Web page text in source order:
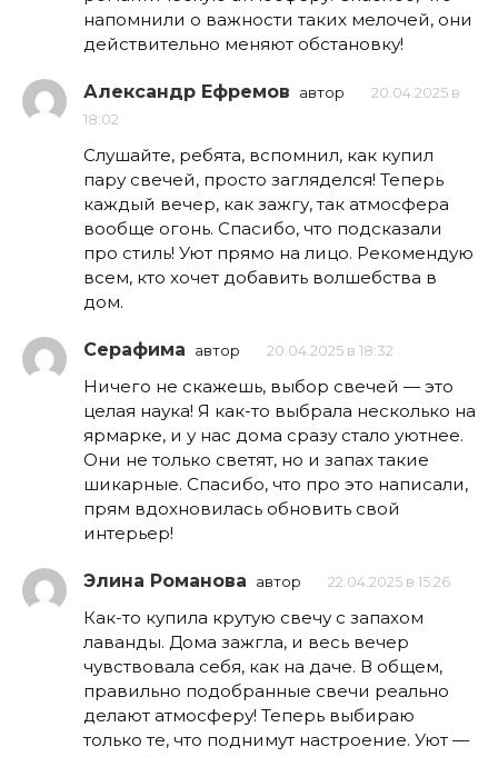
напомнили о важности таких мелочей, они
действительно меняют обстановку!
Александр Ефремов автор
20.04.2025 в
18:02
Слушайте, ребята, вспомнил, как купил
пару свечей, просто загляделся! Теперь
каждый вечер, как зажгу, так атмосфера
вообще огонь. Спасибо, что подсказали
про стиль! Уют прямо на лицо. Рекомендую
всем, кто хочет добавить волшебства в
дом.
Серафима автор 20.04.2025 в 18:32
Ничего не скажешь, выбор свечей — это
целая наука! Я как-то выбрала несколько на
ярмарке, и у нас дома сразу стало уютнее.
Они не только светят, но и запах такие
шикарные. Спасибо, что про это написали,
прям вдохновилась обновить свой
интерьер!
Элина Романова автор 22.04.2025 в 15:26
Как-то купила крутую свечу с запахом
лаванды. Дома зажгла, и весь вечер
чувствовала себя, как на даче. В общем,
правильно подобранные свечи реально
делают атмосферу! Теперь выбираю
только те, что поднимут настроение. Уют —